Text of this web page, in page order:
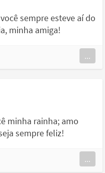
sempre esteve aí do
minha amiga!
...
minha rainha; amo
sempre feliz!
...